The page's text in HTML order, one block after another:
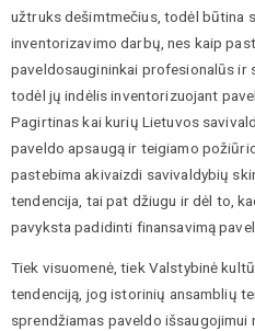
užtruks dešimtmečius, todėl būtina
inventorizavimo darbų, nes kaip
paveldosaugininkai profesionalūs ir
todėl jų indėlis inventorizuojant
Pagirtinas kai kurių Lietuvos
paveldo apsaugą ir teigiamo
pastebima akivaizdi savivaldybių
tendencija, tai pat džiugu ir dėl to,
pavyksta padidinti finansavimą
Tiek visuomenė, tiek Valstybinė
tendenciją, jog istorinių ansamblių
sprendžiamas paveldo išsaugojimui